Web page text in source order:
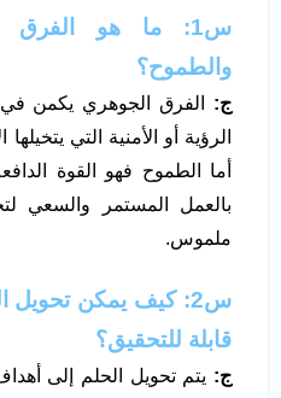
س1: ما هو الفرق
والطموح؟
ج: الفرق الجوهري يكمن في
الرؤية أو الأمنية التي
أما الطموح فهو القوة
بالعمل المستمر والسعي
ملموس.
س2: كيف يمكن تحويل
قابلة للتحقيق؟
ج: يتم تحويل الحلم إلى